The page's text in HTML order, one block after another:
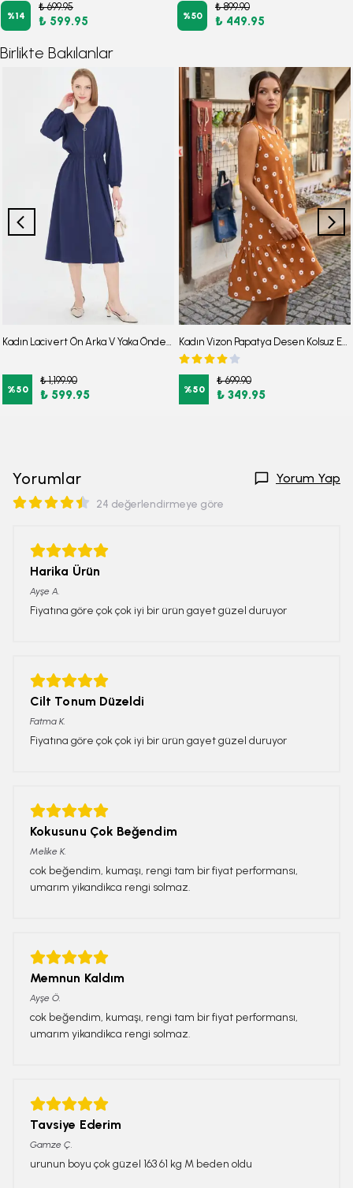
%14
₺ 699.95
₺ 599.95 %50
₺ 899.90
₺ 449.95
Birlikte Bakılanlar
Kadın Lacivert Ön Arka V Yaka Önden Fermuarlı Uzun Kol Midi Boy Elbise ARM-25Y001002
%50
₺ 1,199.90
₺ 599.95
Kadın Vizon Papatya Desen Kolsuz Eteği Fırfırlı Elbise ARM-22Y001123
%50
₺ 699.90
₺ 349.95
Yorumlar Yorum Yap
24 değerlendirmeye göre
Harika Ürün
Ayşe A.
Fiyatına göre çok çok iyi bir ürün gayet güzel duruyor
Cilt Tonum Düzeldi
Fatma K.
Fiyatına göre çok çok iyi bir ürün gayet güzel duruyor
Kokusunu Çok Beğendim
Melike K.
cok beğendim, kumaşı, rengi tam bir fiyat performansı,
umarım yikandikca rengi solmaz.
Memnun Kaldım
Ayşe Ö.
cok beğendim, kumaşı, rengi tam bir fiyat performansı,
umarım yikandikca rengi solmaz.
Tavsiye Ederim
Gamze Ç.
urunun boyu çok güzel 163 61 kg M beden oldu